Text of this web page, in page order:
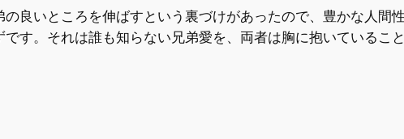
良いところを伸ばすという裏づけがあったので、豊かな人間
す。それは誰も知らない兄弟愛を、両者は胸に抱いていること